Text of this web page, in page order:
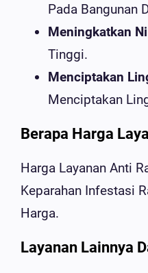
Pada Bangunan
Meningkatkan
Tinggi.
Menciptakan
Menciptakan
Berapa Harga
Harga Layanan Anti
Keparahan Infestasi
Harga.
Layanan Lainnya